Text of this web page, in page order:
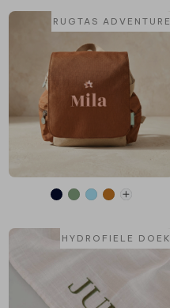
RUGTAS ADVENTURE
HYDROFIELE DOEK